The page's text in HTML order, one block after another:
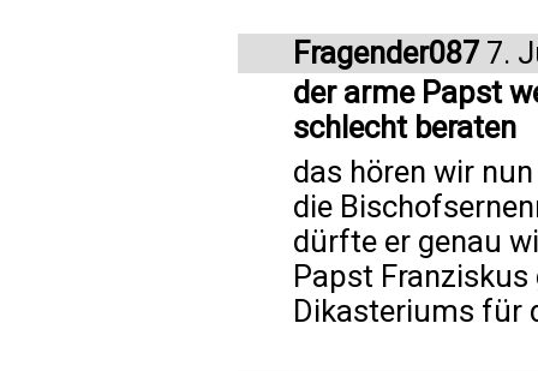
Fragender087 7.
der arme Papst
schlecht beraten
das hören wir
die
dürfte er genau
Papst
Dikasteriums für